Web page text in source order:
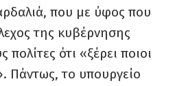
που με ύφος που
της κυβέρνησης
ότι «ξέρει ποιοι
Πάντως, το υπουργείο